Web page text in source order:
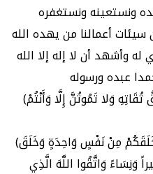
ونستعينه ونستغفره
سيئات أعمالنا من يهده الله
وأشهد أن لا إله إلا الله
(يَا أَيُّهَا الَّذِينَ آمَنُوا اتَّقُوا اللَّهَ حَقَّ تُقَاتِهِ وَلا تَمُوتُنَّ إِلَّا وَأَنْتُمْ
(يَا أَيُّهَا النَّاسُ اتَّقُوا رَبَّكُمُ الَّذِي خَلَقَكُمْ مِنْ نَفْسٍ وَاحِدَةٍ وَخَلَقَ
وَنِسَاءً وَاتَّقُوا اللَّهَ الَّذِي